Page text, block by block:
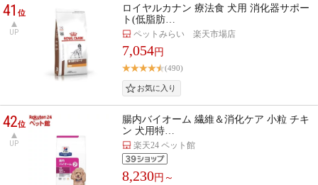
41位
UP
ロイヤルカナン 療法食 犬用 消化器サポー
ト(低脂肪…
ペットみらい 楽天市場店
7,054円
(490)
42位
UP
腸内バイオーム 繊維＆消化ケア 小粒 チキ
ン 犬用特…
楽天24 ペット館
8,230円～